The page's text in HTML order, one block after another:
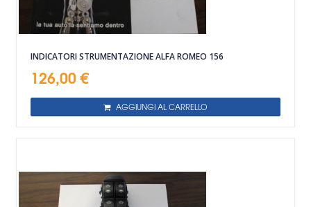
INDICATORI STRUMENTAZIONE ALFA ROMEO 156
126,00 €
AGGIUNGI AL CARRELLO